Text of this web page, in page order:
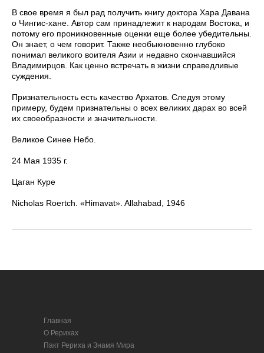
В свое время я был рад получить книгу доктора Хара Давана
о Чингис-хане. Автор сам принадлежит к народам Востока, и
по­тому его проникновенные оценки еще более убедительны.
Он знает, о чем говорит. Также необыкновенно глубоко
понимал великого воителя Азии и недавно скончавшийся
Владимирцов. Как ценно встречать в жизни справедливые
суждения.
Признательность есть качество Архатов. Следуя этому
примеру, будем признательны о всех великих дарах во всей
их сво­еобразности и значительности.
Великое Синее Небо.
24 Мая 1935 г.
Цаган Куре
Nicholas Roertch. «Himavat». Allahabad, 1946
Главная
О Рерихах
Пакт Рериха и Знамя Мира